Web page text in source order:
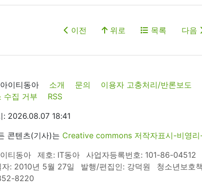
이전 위로 목록 다음
이티동아 소개 문의 이용자 고충처리/반론보도
수집 거부
RSS
: 2026.08.07 18:41
콘텐츠(기사)는 Creative commons 저작자표시-비영리
티동아
제호: IT동아 사업자등록번호: 101-86-04512
자: 2010년 5월 27일
발행/편집인: 강덕원 청소년보호
8220